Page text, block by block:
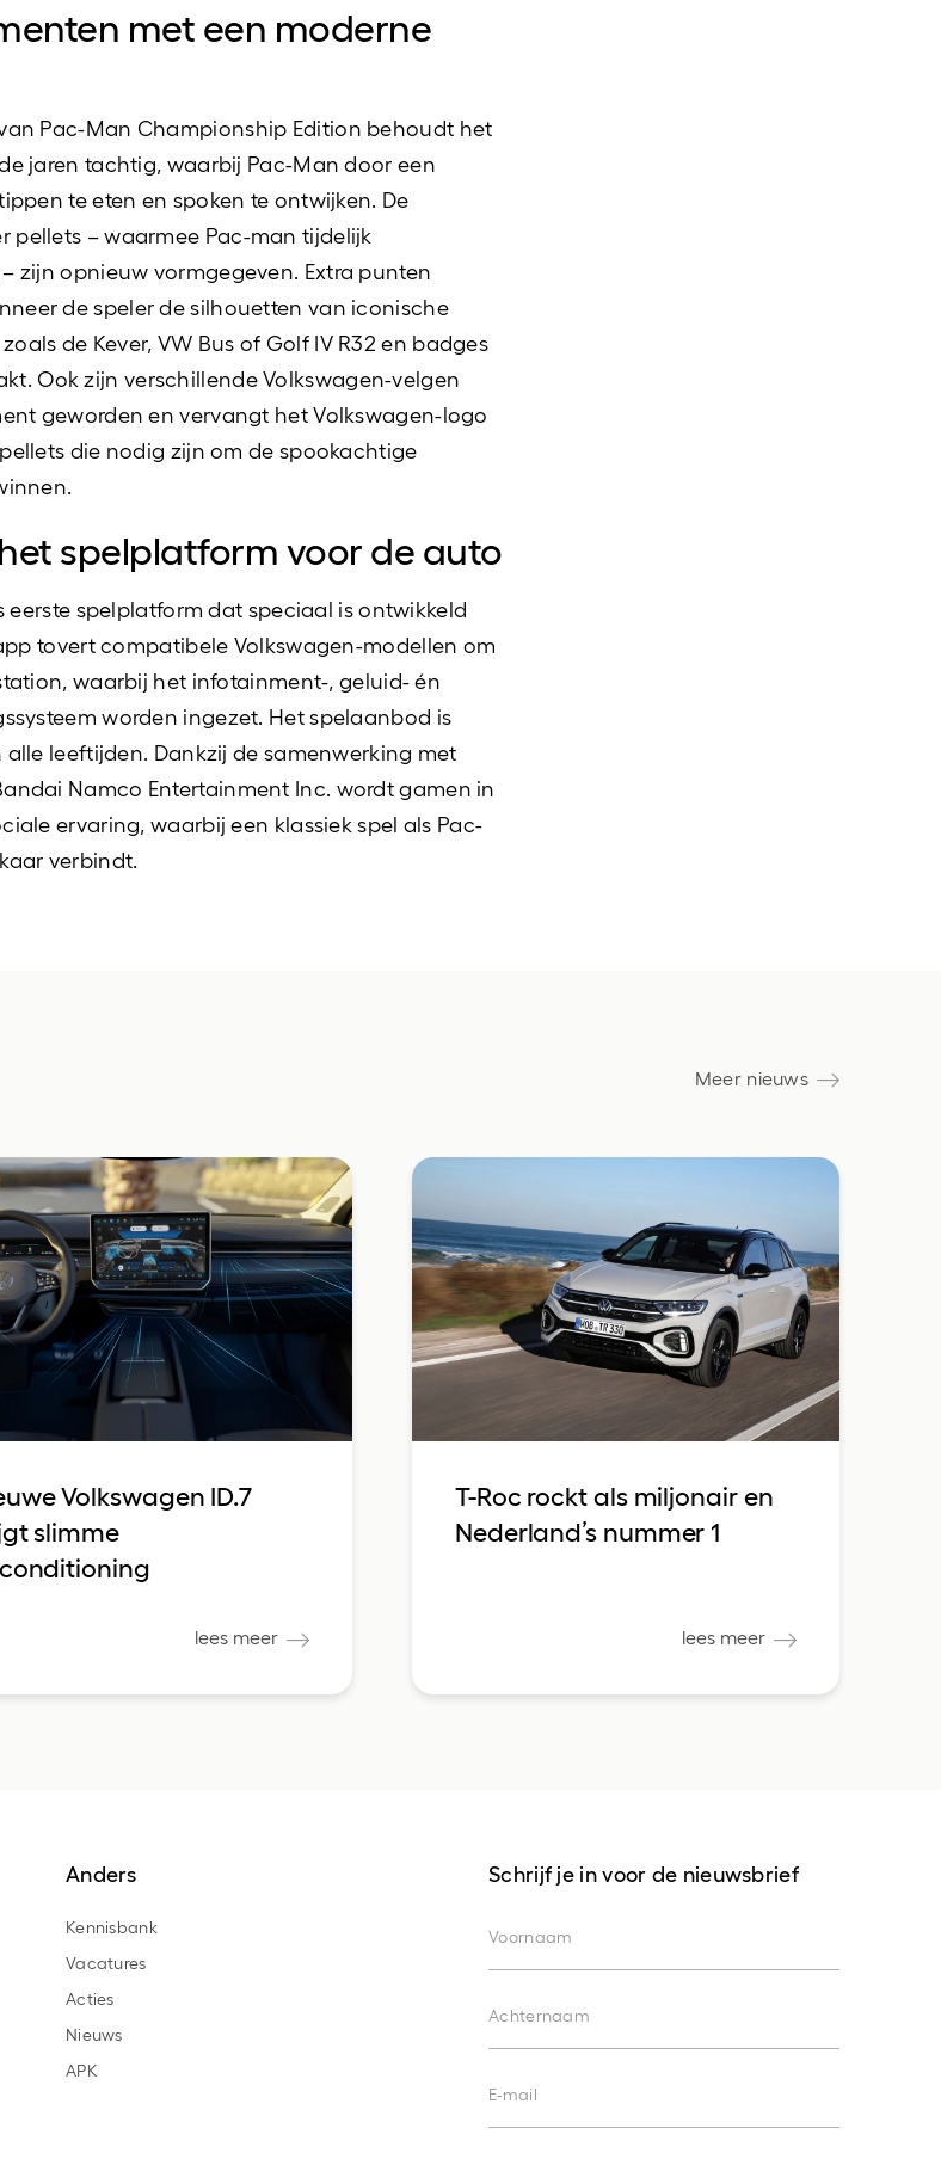
met een moderne
Pac-Man Championship Edition behoudt het
jaren tachtig, waarbij Pac-Man door een
te eten en spoken te ontwijken. De
pellets – waarmee Pac-man tijdelijk
zijn opnieuw vormgegeven. Extra punten
de speler de silhouetten van iconische
de Kever, VW Bus of Golf IV R32 en badges
raakt. Ook zijn verschillende Volkswagen-velgen
geworden en vervangt het Volkswagen-logo
die nodig zijn om de spookachtige
spelplatform voor de auto
eerste spelplatform dat speciaal is ontwikkeld
tovert compatibele Volkswagen-modellen om
waarbij het infotainment-, geluid- én
worden ingezet. Het spelaanbod is
leeftijden. Dankzij de samenwerking met
Namco Entertainment Inc. wordt gamen in
ervaring, waarbij een klassiek spel als Pac-
verbindt.
Meer nieuws
Volkswagen ID.7
slimme
lees meer
T-Roc rockt als miljonair en
Nederland’s nummer 1
lees meer
Anders
Kennisbank
Vacatures
Acties
Nieuws
APK
Schrijf je in voor de nieuwsbrief
Voornaam
Achternaam
E-mail